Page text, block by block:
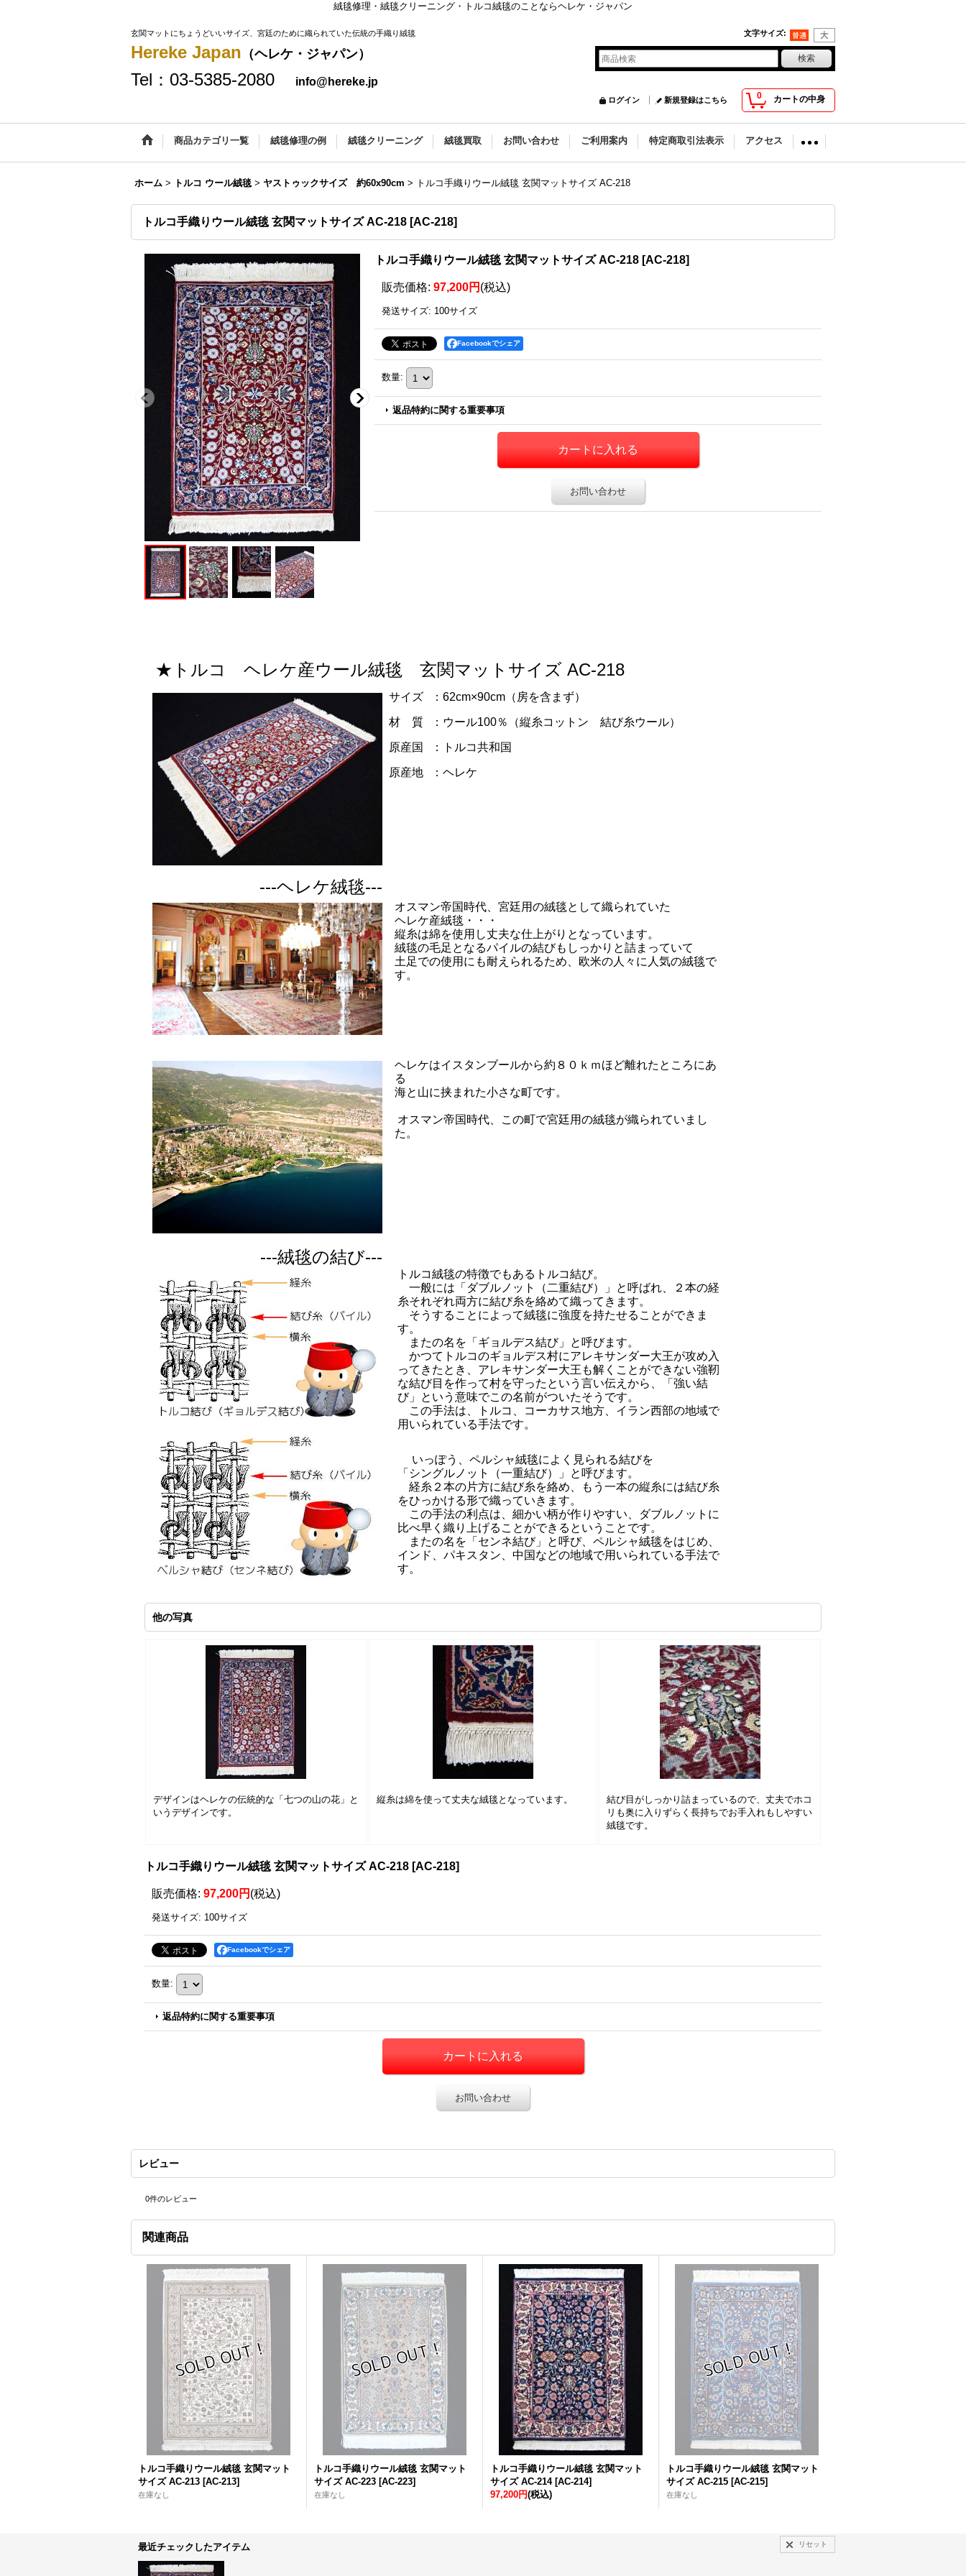
絨毯修理・絨毯クリーニング・トルコ絨毯のことならヘレケ・ジャパン
玄関マットにちょうどいいサイズ、宮廷のために織られていた伝統の手織り絨毯 文字サイズ:
Hereke Japan （ヘレケ・ジャパン）
Tel：03-5385-2080 info@hereke.jp
0 カートの中身
ログイン 新規登録はこちら
商品カテゴリ一覧 絨毯修理の例 絨毯クリーニング 絨毯買取 お問い合わせ ご利用案内 特定商取引法表示 アクセス
ホーム > トルコ ウール絨毯 > ヤストゥックサイズ 約60x90cm > トルコ手織りウール絨毯 玄関マットサイズ AC-218
トルコ手織りウール絨毯 玄関マットサイズ AC-218 [AC-218]
トルコ手織りウール絨毯 玄関マットサイズ AC-218 [AC-218]
販売価格: 97,200円 (税込)
発送サイズ: 100サイズ
Facebookでシェア
数量:
返品特約に関する重要事項
お問い合わせ
★トルコ ヘレケ産ウール絨毯 玄関マットサイズ AC-218
サイズ ：62cm×90cm（房を含まず）
材 質 ：ウール100％（縦糸コットン 結び糸ウール）
原産国 ：トルコ共和国
原産地 ：ヘレケ
---ヘレケ絨毯---
オスマン帝国時代、宮廷用の絨毯として織られていた
ヘレケ産絨毯・・・
縦糸は綿を使用し丈夫な仕上がりとなっています。
絨毯の毛足となるパイルの結びもしっかりと詰まっていて
土足での使用にも耐えられるため、欧米の人々に人気の絨毯で
す。
ヘレケはイスタンブールから約８０ｋｍほど離れたところにあ
る
海と山に挟まれた小さな町です。
オスマン帝国時代、この町で宮廷用の絨毯が織られていまし
た。
---絨毯の結び---
トルコ絨毯の特徴でもあるトルコ結び。
一般には「ダブルノット（二重結び）」と呼ばれ、２本の経
糸それぞれ両方に結び糸を絡めて織ってきます。
そうすることによって絨毯に強度を持たせることができま
す。
またの名を「ギョルデス結び」と呼びます。
かつてトルコのギョルデス村にアレキサンダー大王が攻め入
ってきたとき、アレキサンダー大王も解くことができない強靭
な結び目を作って村を守ったという言い伝えから、「強い結
び」という意味でこの名前がついたそうです。
この手法は、トルコ、コーカサス地方、イラン西部の地域で
用いられている手法です。
いっぽう、ペルシャ絨毯によく見られる結びを
「シングルノット（一重結び）」と呼びます。
経糸２本の片方に結び糸を絡め、もう一本の縦糸には結び糸
をひっかける形で織っていきます。
この手法の利点は、細かい柄が作りやすい、ダブルノットに
比べ早く織り上げることができるということです。
またの名を「センネ結び」と呼び、ペルシャ絨毯をはじめ、
インド、パキスタン、中国などの地域で用いられている手法で
す。
他の写真
デザインはヘレケの伝統的な「七つの山の花」と
いうデザインです。
縦糸は綿を使って丈夫な絨毯となっています。
結び目がしっかり詰まっているので、丈夫でホコ
リも奥に入りずらく長持ちでお手入れもしやすい
絨毯です。
トルコ手織りウール絨毯 玄関マットサイズ AC-218 [AC-218]
販売価格: 97,200円 (税込)
発送サイズ: 100サイズ
Facebookでシェア
数量:
返品特約に関する重要事項
お問い合わせ
レビュー
0件のレビュー
関連商品
トルコ手織りウール絨毯 玄関マット
サイズ AC-213 [AC-213]
在庫なし
トルコ手織りウール絨毯 玄関マット
サイズ AC-223 [AC-223]
在庫なし
トルコ手織りウール絨毯 玄関マット
サイズ AC-214 [AC-214]
97,200円(税込)
トルコ手織りウール絨毯 玄関マット
サイズ AC-215 [AC-215]
在庫なし
最近チェックしたアイテム リセット